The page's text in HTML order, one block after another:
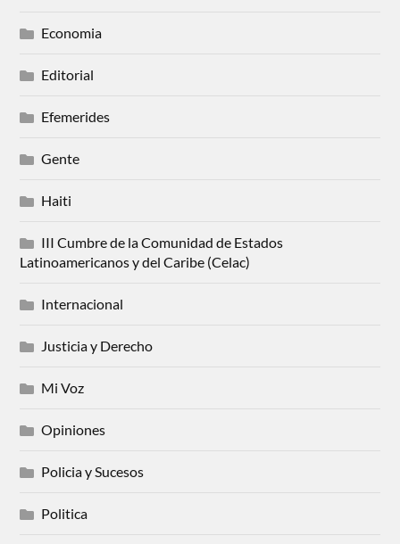
Economia
Editorial
Efemerides
Gente
Haiti
III Cumbre de la Comunidad de Estados
Latinoamericanos y del Caribe (Celac)
Internacional
Justicia y Derecho
Mi Voz
Opiniones
Policia y Sucesos
Politica